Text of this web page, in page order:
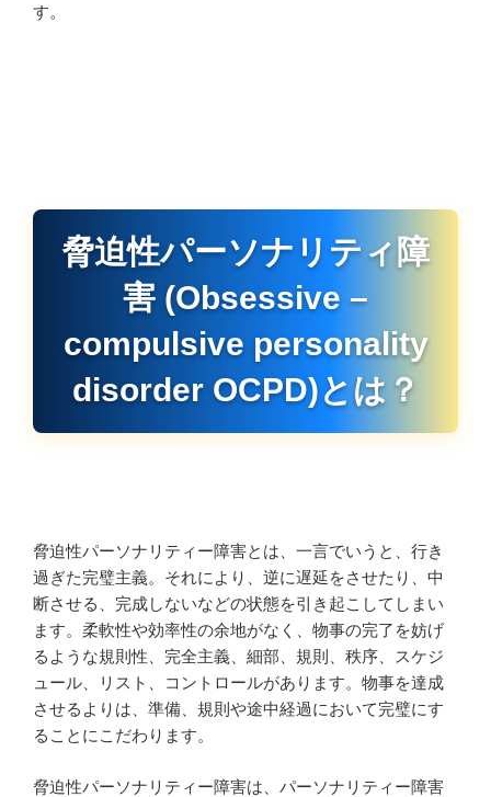
す。
脅迫性パーソナリティ障
害 (Obsessive –
compulsive personality
disorder OCPD)とは？
脅迫性パーソナリティー障害とは、一言でいうと、行き
過ぎた完璧主義。それにより、逆に遅延をさせたり、中
断させる、完成しないなどの状態を引き起こしてしまい
ます。柔軟性や効率性の余地がなく、物事の完了を妨げ
るような規則性、完全主義、細部、規則、秩序、スケジ
ュール、リスト、コントロールがあります。物事を達成
させるよりは、準備、規則や途中経過において完璧にす
ることにこだわります。
脅迫性パーソナリティー障害は、パーソナリティー障害